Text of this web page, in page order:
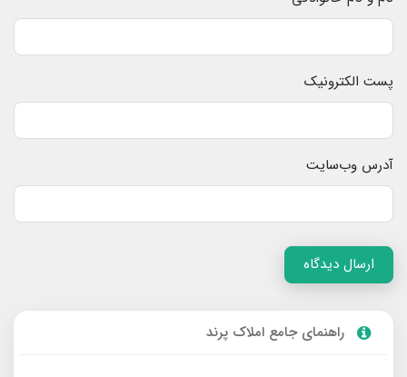
پست الکترونیک
آدرس وب‌سایت
ارسال دیدگاه
راهنمای جامع املاک پرند